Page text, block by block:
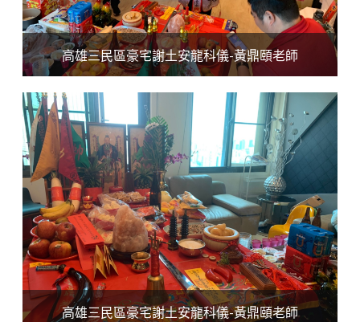
高雄三民區豪宅謝土安龍科儀-黃鼎頤老師
高雄三民區豪宅謝土安龍科儀-黃鼎頤老師